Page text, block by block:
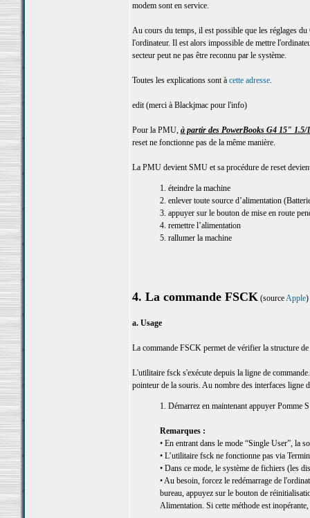
modem sont en service.
Au cours du temps, il est possible que les réglages
l'ordinateur. Il est alors impossible de mettre
secteur peut ne pas être reconnu par le système.
Toutes les explications sont à cette adresse.
edit (merci à Blackjmac pour l'info)
Pour la PMU, à partir des PowerBooks G4 15"
reset ne fonctionne pas de la même manière.
La PMU devient SMU et sa procédure de reset
1. éteindre la machine
2. enlever toute source d’alimentation
3. appuyer sur le bouton de mise en route
4. remettre l’alimentation
5. rallumer la machine
4. La commande FSCK(sourceApple)
a. Usage
La commande FSCK permet de vérifier la structure
L'utilitaire fsck s'exécute depuis la ligne de
pointeur de la souris. Au nombre des interfaces ligne
1. Démarrez en maintenant appuyer Pomme
Remarques :
• En entrant dans le mode “Single User”, la
• L’utilitaire fsck ne fonctionne pas via
• Dans ce mode, le système de fichiers (les
• Au besoin, forcez le redémarrage de
bureau, appuyez sur le bouton de
Alimentation. Si cette méthode est